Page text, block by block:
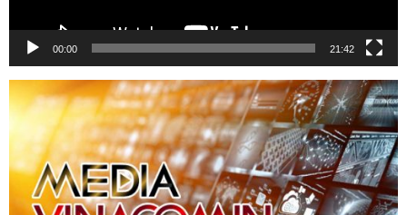
00:00 21:42